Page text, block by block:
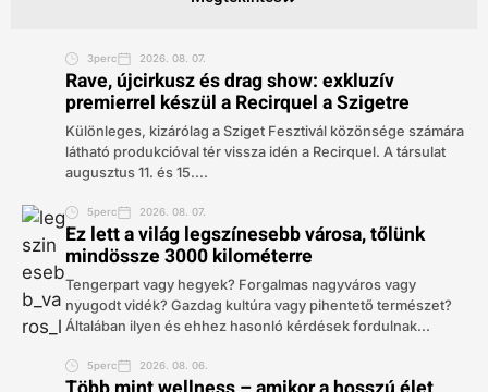
3perc 2026. 08. 07.
Rave, újcirkusz és drag show: exkluzív
premierrel készül a Recirquel a Szigetre
Különleges, kizárólag a Sziget Fesztivál közönsége számára
látható produkcióval tér vissza idén a Recirquel. A társulat
augusztus 11. és 15....
5perc 2026. 08. 07.
Ez lett a világ legszínesebb városa, tőlünk
mindössze 3000 kilométerre
Tengerpart vagy hegyek? Forgalmas nagyváros vagy
nyugodt vidék? Gazdag kultúra vagy pihentető természet?
Általában ilyen és ehhez hasonló kérdések fordulnak...
5perc 2026. 08. 06.